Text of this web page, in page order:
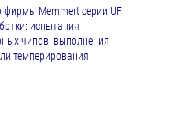
Memmert серии UF
испытания
чипов, выполнения
темперирования